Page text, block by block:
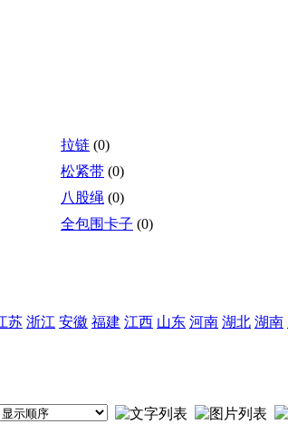
拉链 (0)
松紧带 (0)
八股绳 (0)
全包围卡子 (0)
苏 浙江 安徽 福建 江西 山东 河南 湖北 湖南